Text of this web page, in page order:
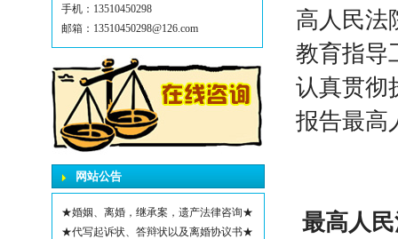
手机：13510450298
邮箱：13510450298@126.com
网站公告
★婚姻、离婚，继承案，遗产法律咨询★
★代写起诉状、答辩状以及离婚协议书★
高人民法
教育指导
认真贯彻
报告最高
最高人